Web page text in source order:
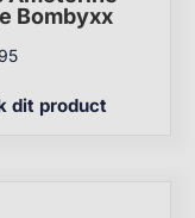
Bombyxx
dit product